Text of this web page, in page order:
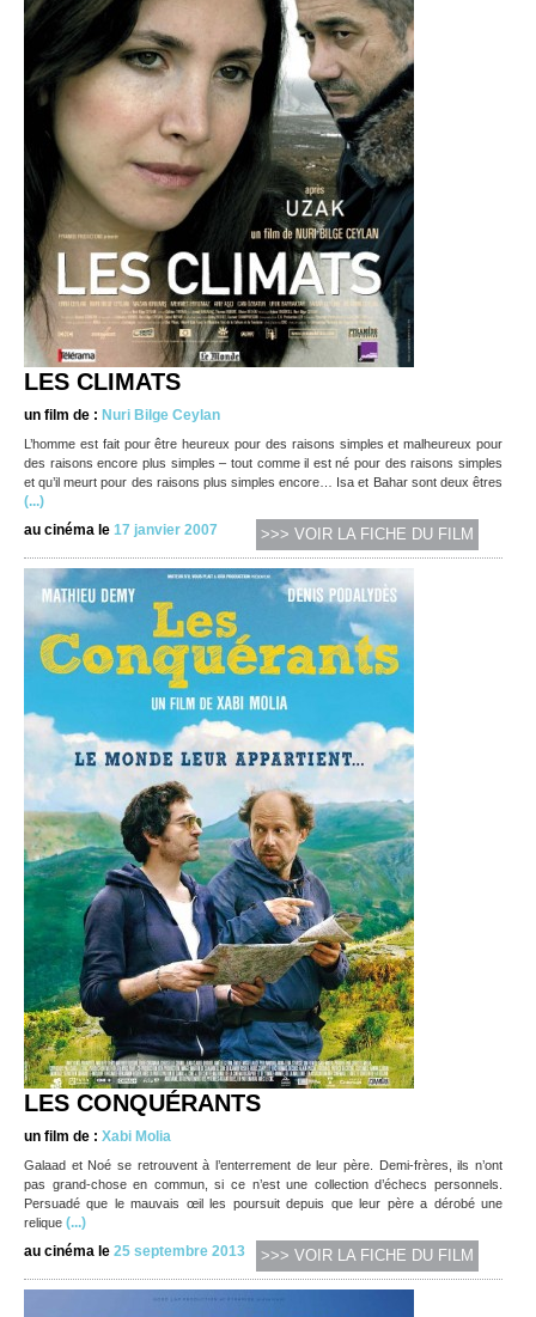
LES CLIMATS
un film de : Nuri Bilge Ceylan
L’homme est fait pour être heureux pour des raisons simples et malheureux pour
des raisons encore plus simples – tout comme il est né pour des raisons simples
et qu’il meurt pour des raisons plus simples encore… Isa et Bahar sont deux êtres
(...)
au cinéma le 17 janvier 2007 >>> VOIR LA FICHE DU FILM
LES CONQUÉRANTS
un film de : Xabi Molia
Galaad et Noé se retrouvent à l’enterrement de leur père. Demi-frères, ils n’ont
pas grand-chose en commun, si ce n’est une collection d’échecs personnels.
Persuadé que le mauvais œil les poursuit depuis que leur père a dérobé une
relique (...)
au cinéma le 25 septembre 2013 >>> VOIR LA FICHE DU FILM